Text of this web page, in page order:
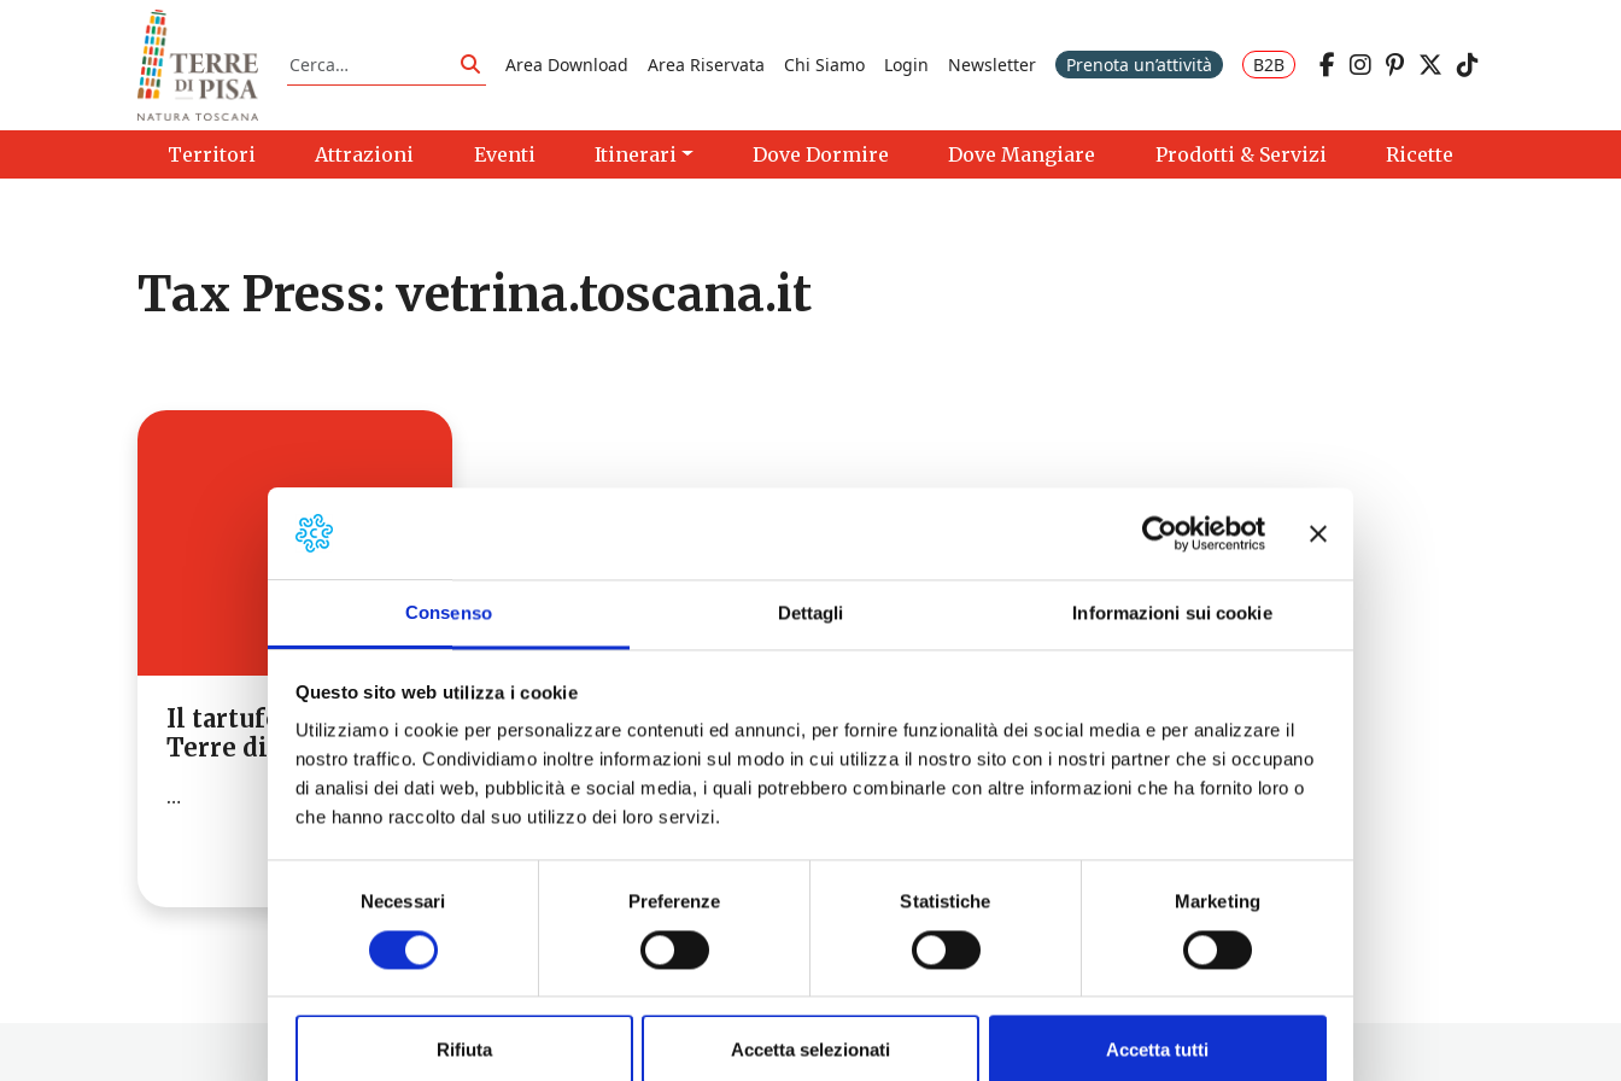
Consenso Dettagli Informazioni sui cookie
Questo sito web utilizza i cookie
Utilizziamo i cookie per personalizzare contenuti ed annunci, per fornire funzionalità dei social media e per analizzare il
nostro traffico. Condividiamo inoltre informazioni sul modo in cui utilizza il nostro sito con i nostri partner che si occupano
di analisi dei dati web, pubblicità e social media, i quali potrebbero combinarle con altre informazioni che ha fornito loro o
che hanno raccolto dal suo utilizzo dei loro servizi.
Necessari Preferenze Statistiche Marketing
Rifiuta Accetta selezionati Accetta tutti
Vai al contenuto
Cerca
Cerca
Area Download Area Riservata Chi Siamo Login Newsletter Prenota un’attività B2B
Territori Attrazioni Eventi Itinerari Dove Dormire Dove Mangiare Prodotti & Servizi Ricette
Tax Press: vetrina.toscana.it
Il tartufo delle
Terre di Pisa
…